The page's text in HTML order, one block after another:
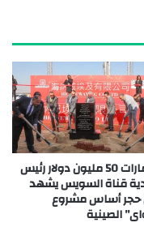
باستثمارات 50 مليون دولار رئيس
قناة السويس يشهد
حجر أساس مشروع
الصينية